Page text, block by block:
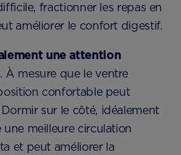
fractionner les repas en
améliorer le confort digestif.
une attention
. À mesure que le ventre
confortable peut
sur le côté, idéalement
meilleure circulation
et peut améliorer la